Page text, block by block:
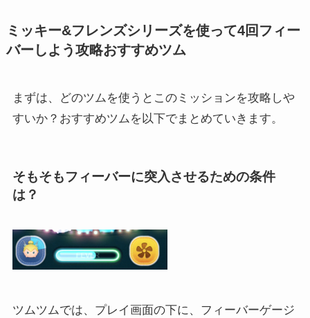
ミッキー&フレンズシリーズを使って4回フィー
バーしよう攻略おすすめツム
まずは、どのツムを使うとこのミッションを攻略しや
すいか？おすすめツムを以下でまとめていきます。
そもそもフィーバーに突入させるための条件
は？
ツムツムでは、プレイ画面の下に、フィーバーゲージ